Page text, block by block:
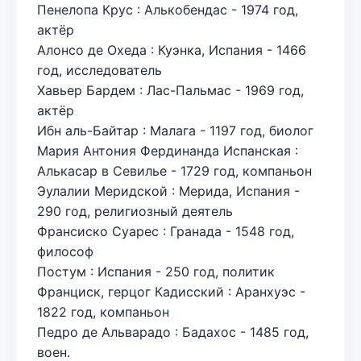
Пенелопа Крус : Алькобендас - 1974 год,
актёр
Алонсо де Охеда : Куэнка, Испания - 1466
год, исследователь
Хавьер Бардем : Лас-Пальмас - 1969 год,
актёр
Ибн аль-Байтар : Малага - 1197 год, биолог
Мария Антония Фердинанда Испанская :
Алькасар в Севилье - 1729 год, компаньон
Эулалии Меридской : Мерида, Испания -
290 год, религиозный деятель
Франсиско Суарес : Гранада - 1548 год,
философ
Постум : Испания - 250 год, политик
Франциск, герцог Кадисский : Аранхуэс -
1822 год, компаньон
Педро де Альварадо : Бадахос - 1485 год,
воен.